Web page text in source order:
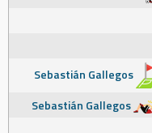
Sebastián Gallegos
Sebastián Gallegos